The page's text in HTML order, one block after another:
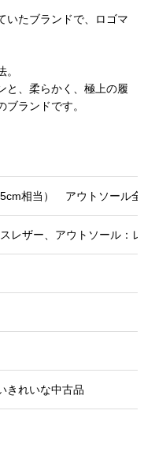
いたブランドで、ロゴマ
と、柔らかく、極上の履
ランドです。
相当） アウトソール全
レザー、アウトソール：レ
きれいな中古品